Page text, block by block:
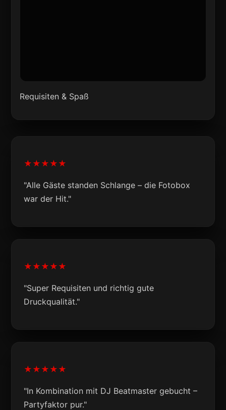
Requisiten & Spaß
★★★★★
"Alle Gäste standen Schlange – die Fotobox
war der Hit."
★★★★★
"Super Requisiten und richtig gute
Druckqualität."
★★★★★
"In Kombination mit DJ Beatmaster gebucht –
Partyfaktor pur."